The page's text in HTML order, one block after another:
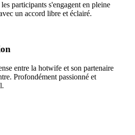
participants s'engagent en pleine
un accord libre et éclairé.
entre la hotwife et son partenaire
Profondément passionné et